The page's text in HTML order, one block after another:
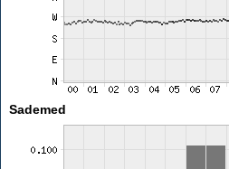
Sademed